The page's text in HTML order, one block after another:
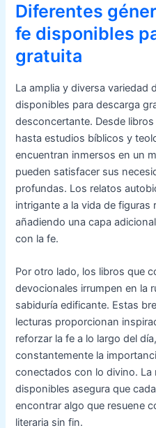
Diferentes
fe disponibles
gratuita
La amplia y diversa variedad
disponibles para descarga
desconcertante. Desde
hasta estudios bíblicos y
encuentran inmersos en un
pueden satisfacer sus
profundas. Los relatos
intrigante a la vida de figuras
añadiendo una capa
con la fe.
Por otro lado, los libros que
devocionales irrumpen en la
sabiduría edificante. Estas
lecturas proporcionan
reforzar la fe a lo largo del
constantemente la
conectados con lo divino. La
disponibles asegura que
encontrar algo que resuene
literaria sin fin.